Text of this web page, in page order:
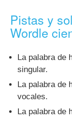
Pistas y
Wordle
La palabra de
singular.
La palabra de
vocales.
La palabra de